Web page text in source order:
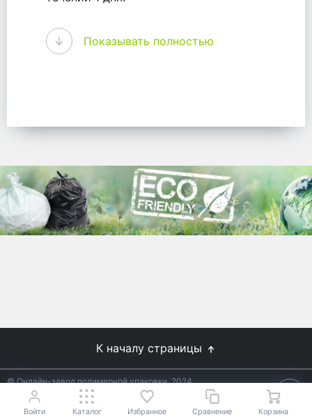
WhitePack - перерабатываем пластик.
Мы принимали самое активное
участие в становлении этого рынка в
упаковке, и сегодня мы перешли в
Используйте готовые решения от
лидеров отрасли.
WhitePack
8 (495) 204-18-49
Показывать полностью
К началу страницы
© Онлайн-завод полимерной упаковки, 2024
Не является публичной офертой.Условия уточняйте у
менеджеров.
Войти Каталог Избранное Сравнение Корзина